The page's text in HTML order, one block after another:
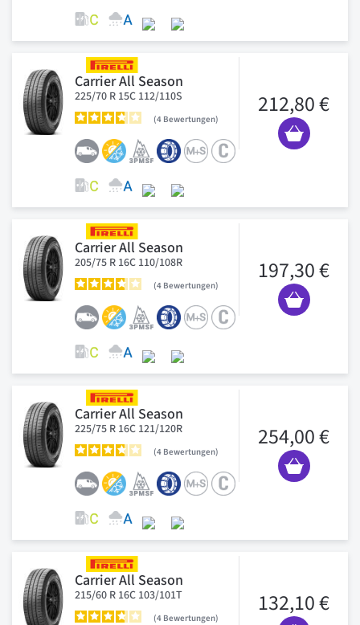
Carrier All Season
225/70 R 15C 112/110S
4 Bewertungen
212,80 €
Carrier All Season
205/75 R 16C 110/108R
4 Bewertungen
197,30 €
Carrier All Season
225/75 R 16C 121/120R
4 Bewertungen
254,00 €
Carrier All Season
215/60 R 16C 103/101T
4 Bewertungen
132,10 €